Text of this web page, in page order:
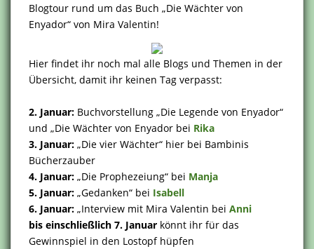
Blogtour rund um das Buch „Die Wächter von
Enyador“ von Mira Valentin!
Hier findet ihr noch mal alle Blogs und Themen in der
Übersicht, damit ihr keinen Tag verpasst:
2. Januar: Buchvorstellung „Die Legende von Enyador“
und „Die Wächter von Enyador bei Rika
3. Januar: „Die vier Wächter“ hier bei Bambinis
Bücherzauber
4. Januar: „Die Prophezeiung“ bei Manja
5. Januar: „Gedanken“ bei Isabell
6. Januar: „Interview mit Mira Valentin bei Anni
bis einschließlich 7. Januar könnt ihr für das
Gewinnspiel in den Lostopf hüpfen